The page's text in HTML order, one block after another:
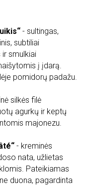
- sultingas,
subtiliai
smulkiai
į įdarą.
pomidorų padažu.
silkės filė
agurkų ir keptų
majonezu.
- kreminės
nata, užlietas
Pateikiamas
duona, pagardinta